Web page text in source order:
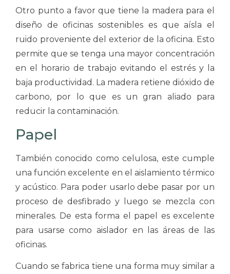
Otro punto a favor que tiene la madera para el
diseño de oficinas sostenibles es que aísla el
ruido proveniente del exterior de la oficina. Esto
permite que se tenga una mayor concentración
en el horario de trabajo evitando el estrés y la
baja productividad. La madera retiene dióxido de
carbono, por lo que es un gran aliado para
reducir la contaminación.
Papel
También conocido como celulosa, este cumple
una función excelente en el aislamiento térmico
y acústico. Para poder usarlo debe pasar por un
proceso de desfibrado y luego se mezcla con
minerales. De esta forma el papel es excelente
para usarse como aislador en las áreas de las
oficinas.
Cuando se fabrica tiene una forma muy similar a